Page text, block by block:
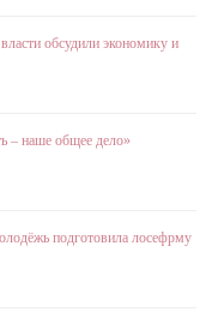
обсудили экономику и
– наше общее дело»
подготовила лосефрму